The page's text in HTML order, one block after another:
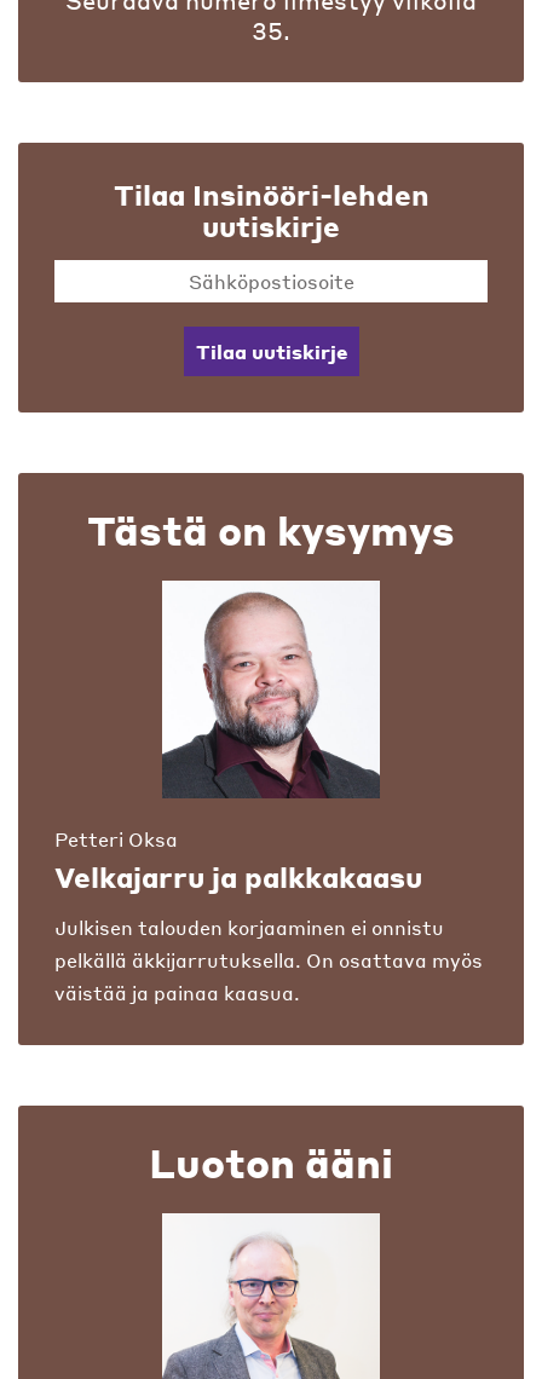
35.
Tilaa Insinööri-lehden
uutiskirje
Tilaa uutiskirje
Tästä on kysymys
Petteri Oksa
Velkajarru ja palkkakaasu
Julkisen talouden korjaaminen ei onnistu
pelkällä äkkijarrutuksella. On osattava myös
väistää ja painaa kaasua.
Luoton ääni